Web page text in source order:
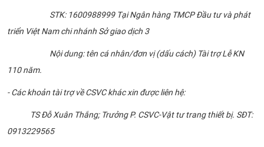
STK: 1600988999 Tại Ngân hàng TMCP Đầu tư và phát
triển Việt Nam chi nhánh Sở giao dịch 3
Nội dung: tên cá nhân/đơn vị (dấu cách) Tài trợ Lễ KN
110 năm.
- Các khoản tài trợ về CSVC khác xin được liên hệ:
TS Đỗ Xuân Thắng; Trưởng P. CSVC-Vật tư trang thiết bị. SĐT:
0913229565